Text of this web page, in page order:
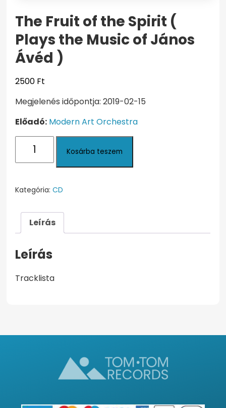
The Fruit of the Spirit (
Plays the Music of János
Ávéd )
2500 Ft
Megjelenés időpontja: 2019-02-15
Előadó: Modern Art Orchestra
of
Spirit
Plays
of
Ávéd
Kosárba teszem
Kategória:CD
Leírás
Leírás
Tracklista